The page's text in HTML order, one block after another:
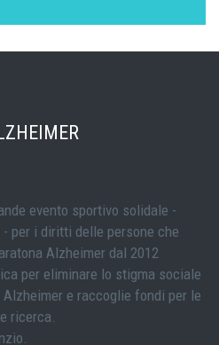
evento sportivo solidale -
per i diritti delle persone che
Alzheimer dal 2012
per eliminare lo stigma sociale
e raccoglie fondi per le
ricerca.